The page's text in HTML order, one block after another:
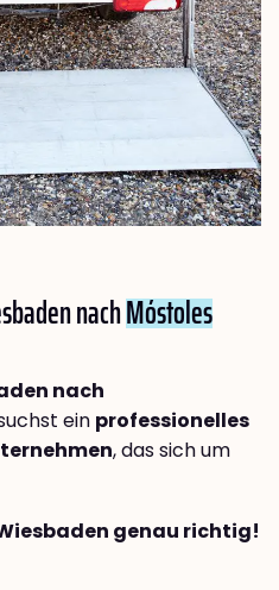
nachMóstoles
nach
ein professionelles
, das sich um
genau richtig!